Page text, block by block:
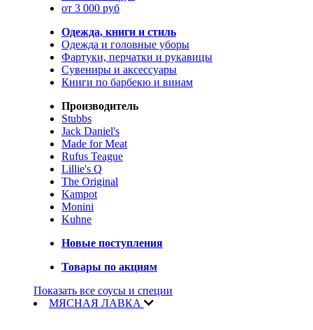
от 3 000 руб
Одежда, книги и стиль
Одежда и головные уборы
Фартуки, перчатки и рукавицы
Сувениры и аксессуары
Книги по барбекю и винам
Производитель
Stubbs
Jack Daniel's
Made for Meat
Rufus Teague
Lillie's Q
The Original
Kampot
Monini
Kuhne
Новые поступления
Товары по акциям
Показать все соусы и специи
МЯСНАЯ ЛАВКА